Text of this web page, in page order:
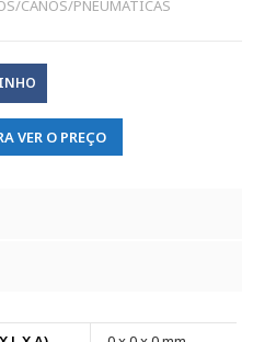
CANOS/PNEUMATICAS
VER O PREÇO